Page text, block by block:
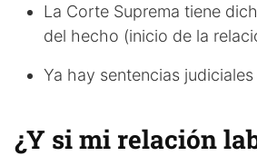
La Corte Suprema tiene
del hecho (inicio de la
Ya hay sentencias
¿Y si mi relación